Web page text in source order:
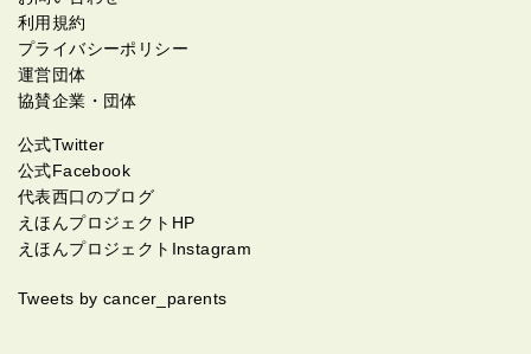
利用規約
プライバシーポリシー
運営団体
協賛企業・団体
公式Twitter
公式Facebook
代表西口のブログ
えほんプロジェクトHP
えほんプロジェクトInstagram
Tweets by cancer_parents